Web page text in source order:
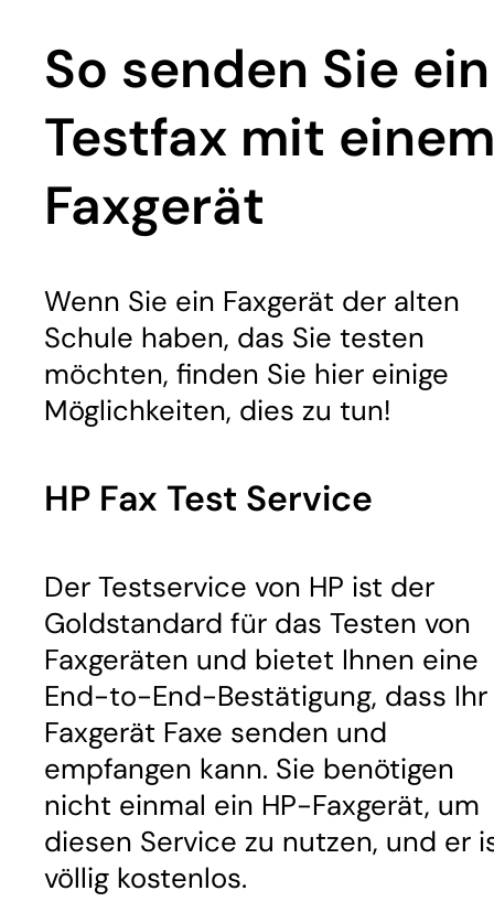
So senden Sie ein
Testfax mit einem
Faxgerät
Wenn Sie ein Faxgerät der alten
Schule haben, das Sie testen
möchten, finden Sie hier einige
Möglichkeiten, dies zu tun!
HP Fax Test Service
Der Testservice von HP ist der
Goldstandard für das Testen von
Faxgeräten und bietet Ihnen eine
End-to-End-Bestätigung, dass Ihr
Faxgerät Faxe senden und
empfangen kann. Sie benötigen
nicht einmal ein HP-Faxgerät, um
diesen Service zu nutzen, und er
völlig kostenlos.